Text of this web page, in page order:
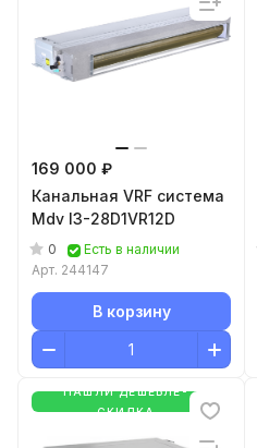
169 000 ₽
Канальная VRF система
Mdv I3-28D1VR12D
0
Есть в наличии
Арт. 244147
В корзину
НАШЛИ ДЕШЕВЛЕ-
СКИДКА